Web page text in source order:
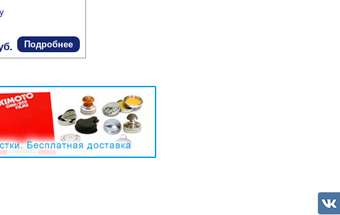
Подробнее